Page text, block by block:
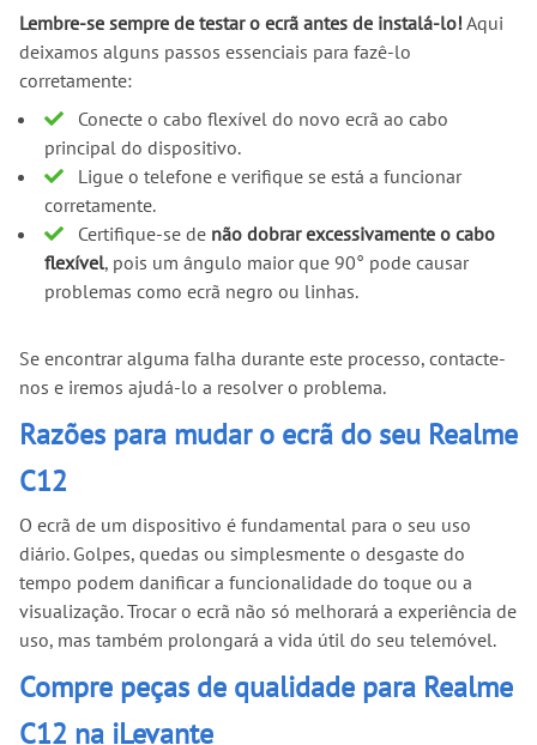
Lembre-se sempre de testar o ecrã antes de instalá-lo!Aqui
deixamos alguns passos essenciais para fazê-lo
corretamente:
Conecte o cabo flexível do novo ecrã ao cabo
principal do dispositivo.
Ligue o telefone e verifique se está a funcionar
corretamente.
Certifique-se de não dobrar excessivamente o cabo
flexível, pois um ângulo maior que 90° pode causar
problemas como ecrã negro ou linhas.
Se encontrar alguma falha durante este processo, contacte-
nos e iremos ajudá-lo a resolver o problema.
Razões para mudar o ecrã do seu Realme
C12
O ecrã de um dispositivo é fundamental para o seu uso
diário. Golpes, quedas ou simplesmente o desgaste do
tempo podem danificar a funcionalidade do toque ou a
visualização. Trocar o ecrã não só melhorará a experiência de
uso, mas também prolongará a vida útil do seu telemóvel.
Compre peças de qualidade para Realme
C12 na iLevante